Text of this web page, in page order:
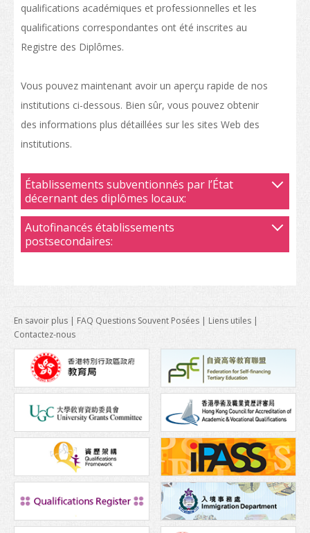
qualifications académiques et professionnelles et les
qualifications correspondantes ont été inscrites au
Registre des Diplômes.
Vous pouvez maintenant avoir un aperçu rapide de nos
institutions ci-dessous. Bien sûr, vous pouvez obtenir
des informations plus détaillées sur les sites Web des
institutions.
Établissements subventionnés par l’État
décernant des diplômes locaux:
Autofinancés établissements
postsecondaires:
En savoir plus | FAQ Questions Souvent Posées | Liens utiles |
Contactez-nous